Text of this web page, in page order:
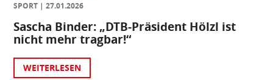
SPORT
27.01.2026
Sascha Binder: „DTB-Präsident Hölzl ist
nicht mehr tragbar!“
WEITERLESEN